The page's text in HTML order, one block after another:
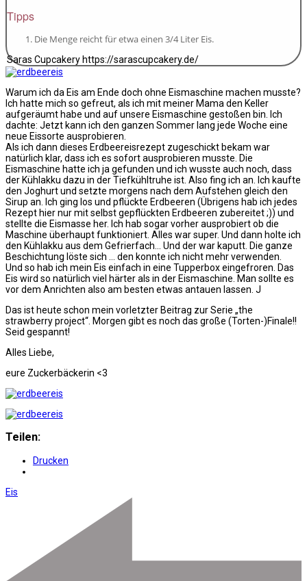
Tipps
Die Menge reicht für etwa einen 3/4 Liter Eis.
Saras Cupcakery https://sarascupcakery.de/
Warum ich da Eis am Ende doch ohne Eismaschine machen musste?
Ich hatte mich so gefreut, als ich mit meiner Mama den Keller
aufgeräumt habe und auf unsere Eismaschine gestoßen bin. Ich
dachte: Jetzt kann ich den ganzen Sommer lang jede Woche eine
neue Eissorte ausprobieren.
Als ich dann dieses Erdbeereisrezept zugeschickt bekam war
natürlich klar, dass ich es sofort ausprobieren musste. Die
Eismaschine hatte ich ja gefunden und ich wusste auch noch, dass
der Kühlakku dazu in der Tiefkühltruhe ist. Also fing ich an. Ich kaufte
den Joghurt und setzte morgens nach dem Aufstehen gleich den
Sirup an. Ich ging los und pflückte Erdbeeren (Übrigens hab ich jedes
Rezept hier nur mit selbst gepflückten Erdbeeren zubereitet ;)) und
stellte die Eismasse her. Ich hab sogar vorher ausprobiert ob die
Maschine überhaupt funktioniert. Alles war super. Und dann holte ich
den Kühlakku aus dem Gefrierfach… Und der war kaputt. Die ganze
Beschichtung löste sich … den konnte ich nicht mehr verwenden.
Und so hab ich mein Eis einfach in eine Tupperbox eingefroren. Das
Eis wird so natürlich viel härter als in der Eismaschine. Man sollte es
vor dem Anrichten also am besten etwas antauen lassen. J
Das ist heute schon mein vorletzter Beitrag zur Serie „the
strawberry project“. Morgen gibt es noch das große (Torten-)Finale!!
Seid gespannt!
Alles Liebe,
eure Zuckerbäckerin <3
Teilen:
Drucken
Eis